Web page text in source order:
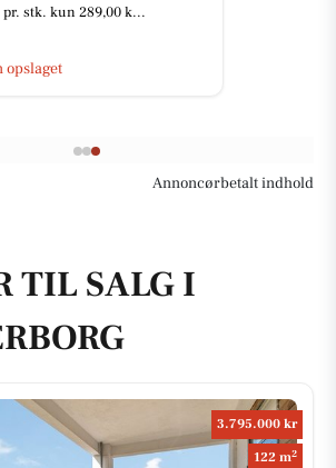
pr. stk. kun 289,00 k...
opslaget
Annoncørbetalt indhold
TIL SALG I
3.795.000 kr
122 m2